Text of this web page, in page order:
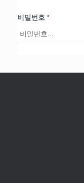
비밀번호 *